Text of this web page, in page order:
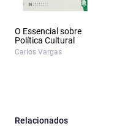
O Essencial sobre
Política Cultural
Carlos Vargas
Relacionados